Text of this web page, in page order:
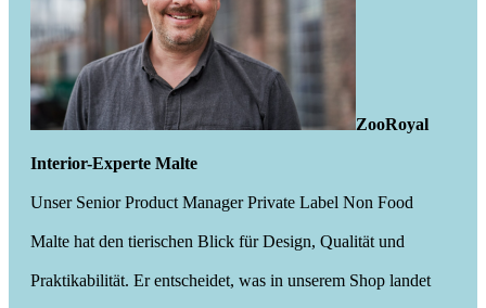
ZooRoyal
Interior-Experte Malte
Unser Senior Product Manager Private Label Non Food
Malte hat den tierischen Blick für Design, Qualität und
Praktikabilität. Er entscheidet, was in unserem Shop landet